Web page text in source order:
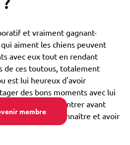
membre
et vraiment gagnant-
aiment les chiens peuvent
avec eux tout en rendant
de ces toutous, totalement
est lui heureux d'avoir
des bons moments avec lui
vous rencontrer avant
de bien se connaître et avoir